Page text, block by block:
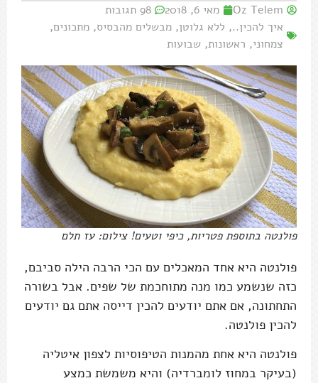
Oz Telem מאי 6, 2018
98 תגובות
איך להכין.., ללא גלוטן, מבשלים מהבסיס, מתכונים,
צמחוני, ראשונות, שבועות
פולנטה בתוספת פטריות, כיפי וטעים! צילום: עז תלם
פולנטה היא אחד המאכלים עם הכי הרבה הילה סביבם,
כזה שנשמע כמו מנה מתוחכמת של שפים. אבל בשורה
התחתונה, אם אתם יודעים להכין דייסה אתם גם יודעים
להכין פולנטה.
פולנטה היא אחת מהמנות הטיפוסיות לצפון איטליה
(בעיקר במחוז לומברדיה) והיא משמשת כמצע